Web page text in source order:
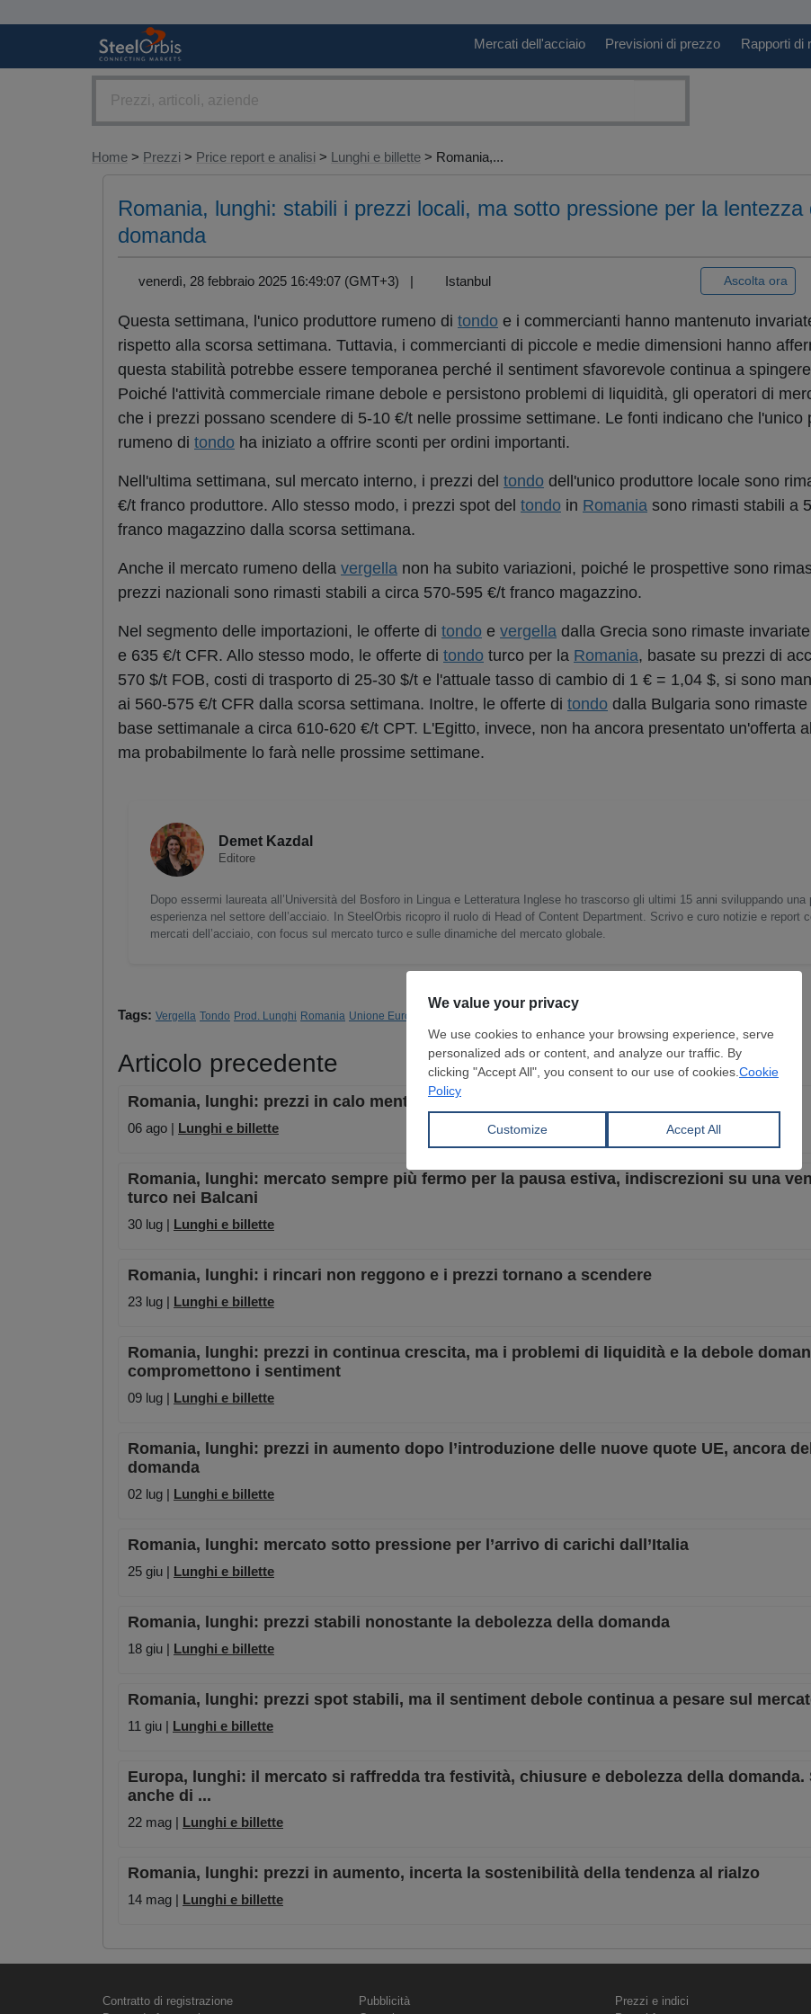
Mercati dell'acciaio Previsioni di prezzo Rapporti di
Home > Prezzi > Price report e analisi > Lunghi e billette > Romania,...
Romania, lunghi: stabili i prezzi locali, ma sotto pressione per la lentezza
domanda
venerdì, 28 febbraio 2025 16:49:07 (GMT+3) | Istanbul Ascolta ora
Questa settimana, l'unico produttore rumeno di tondo e i commercianti hanno mantenuto
rispetto alla scorsa settimana. Tuttavia, i commercianti di piccole e medie dimensioni hanno
questa stabilità potrebbe essere temporanea perché il sentiment sfavorevole continua a
Poiché l'attività commerciale rimane debole e persistono problemi di liquidità, gli operatori di
che i prezzi possano scendere di 5-10 €/t nelle prossime settimane. Le fonti indicano che l'unico
rumeno di tondo ha iniziato a offrire sconti per ordini importanti.
Nell'ultima settimana, sul mercato interno, i prezzi del tondo dell'unico produttore locale sono
€/t franco produttore. Allo stesso modo, i prezzi spot del tondo in Romania sono rimasti stabili a
franco magazzino dalla scorsa settimana.
Anche il mercato rumeno della vergella non ha subito variazioni, poiché le prospettive sono
prezzi nazionali sono rimasti stabili a circa 570-595 €/t franco magazzino.
Nel segmento delle importazioni, le offerte di tondo e vergella dalla Grecia sono rimaste
e 635 €/t CFR. Allo stesso modo, le offerte di tondo turco per la Romania, basate su prezzi di
570 $/t FOB, costi di trasporto di 25-30 $/t e l'attuale tasso di cambio di 1 € = 1,04 $, si sono
ai 560-575 €/t CFR dalla scorsa settimana. Inoltre, le offerte di tondo dalla Bulgaria sono
base settimanale a circa 610-620 €/t CPT. L'Egitto, invece, non ha ancora presentato un'offerta
ma probabilmente lo farà nelle prossime settimane.
Demet Kazdal
Editore
Dopo essermi laureata all’Università del Bosforo in Lingua e Letteratura Inglese ho trascorso gli ultimi 15 anni sviluppando una
esperienza nel settore dell’acciaio. In SteelOrbis ricopro il ruolo di Head of Content Department. Scrivo e curo notizie e report
mercati dell’acciaio, con focus sul mercato turco e sulle dinamiche del mercato globale.
Tags: Vergella Tondo Prod. Lunghi Romania Unione Europea
Articolo precedente
Romania, lunghi: prezzi in calo mentre la domanda continua a indebolirsi ad agosto
06 ago | Lunghi e billette
Romania, lunghi: mercato sempre più fermo per la pausa estiva, indiscrezioni su una
turco nei Balcani
30 lug | Lunghi e billette
Romania, lunghi: i rincari non reggono e i prezzi tornano a scendere
23 lug | Lunghi e billette
Romania, lunghi: prezzi in continua crescita, ma i problemi di liquidità e la debole
compromettono i sentiment
09 lug | Lunghi e billette
Romania, lunghi: prezzi in aumento dopo l’introduzione delle nuove quote UE, ancora
domanda
02 lug | Lunghi e billette
Romania, lunghi: mercato sotto pressione per l’arrivo di carichi dall’Italia
25 giu | Lunghi e billette
Romania, lunghi: prezzi stabili nonostante la debolezza della domanda
18 giu | Lunghi e billette
Romania, lunghi: prezzi spot stabili, ma il sentiment debole continua a pesare sul
11 giu | Lunghi e billette
Europa, lunghi: il mercato si raffredda tra festività, chiusure e debolezza della domanda.
anche di ...
22 mag | Lunghi e billette
Romania, lunghi: prezzi in aumento, incerta la sostenibilità della tendenza al rialzo
14 mag | Lunghi e billette
Contratto di registrazione
Pubblicità
Prezzi e indici